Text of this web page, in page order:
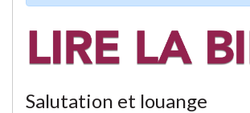
Salutation et louange